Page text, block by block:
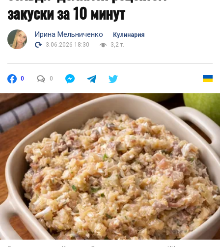
закуски за 10 минут
Ирина Мельниченко
Кулинария
3.06.2026 18:30
3,2 т.
0 0